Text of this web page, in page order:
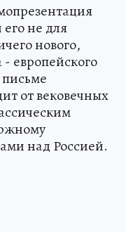
не для
нового,
европейского
от вековечных
над Россией.